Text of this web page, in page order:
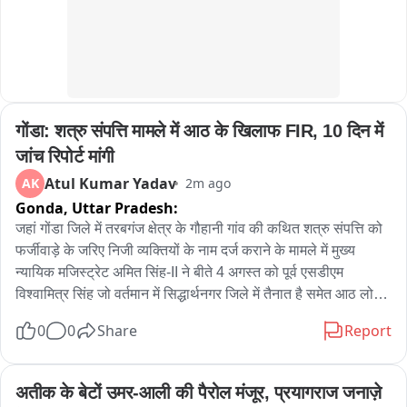
गोंडा: शत्रु संपत्ति मामले में आठ के खिलाफ FIR, 10 दिन में
जांच रिपोर्ट मांगी
AK Atul Kumar Yadav 2m ago
Gonda, Uttar Pradesh:
जहां गोंडा जिले में तरबगंज क्षेत्र के गौहानी गांव की कथित शत्रु संपत्ति को
फर्जीवाड़े के जरिए निजी व्यक्तियों के नाम दर्ज कराने के मामले में मुख्य
न्यायिक मजिस्ट्रेट अमित सिंह-II ने बीते 4 अगस्त को पूर्व एसडीएम
विश्वामित्र सिंह जो वर्तमान में सिद्धार्थनगर जिले में तैनात है समेत आठ लोगों
कॉपी आज शुक्रवार देर शाम 6 बजे सामने आई है। न्यायालय ने थाना
करने के निर्देश दिए हैं। गौहानी गांव निवासी अजय कुमार पांडेय और राजू
सिंह की ओर से न्यायालय में दिए गए प्रार्थना पत्र में आरोप लगाया गया था
0 0 Share Report
अतीक के बेटों उमर-आली की पैरोल मंजूर, प्रयागराज जनाज़े